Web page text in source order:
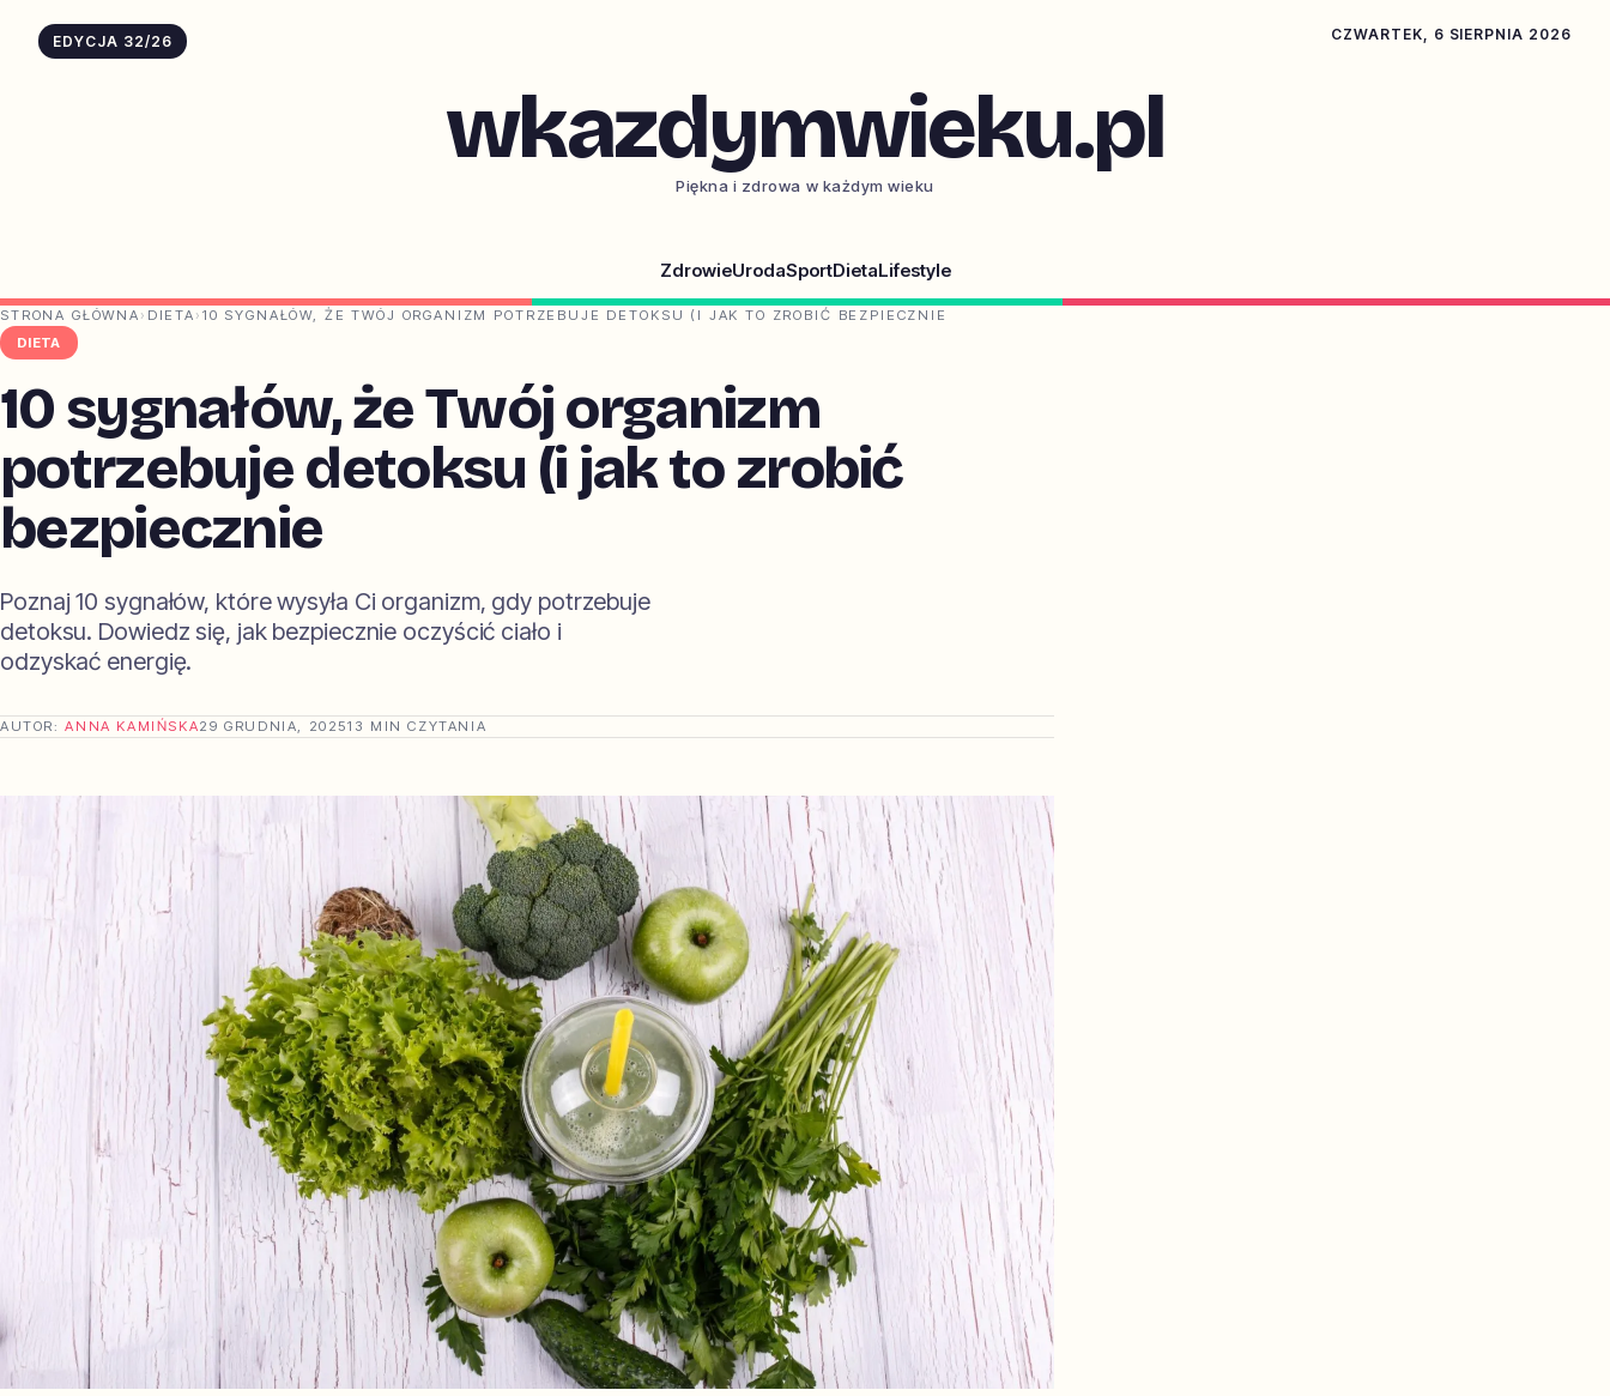
EDYCJA 32/26 CZWARTEK, 6 SIERPNIA 2026
wkazdymwieku.pl
Piękna i zdrowa w każdym wieku
ZdrowieUrodaSportDietaLifestyle
STRONA GŁÓWNA › DIETA › 10 SYGNAŁÓW, ŻE TWÓJ ORGANIZM POTRZEBUJE DETOKSU (I JAK TO ZROBIĆ BEZPIECZNIE
DIETA
10 sygnałów, że Twój organizm
potrzebuje detoksu (i jak to zrobić
bezpiecznie
Poznaj 10 sygnałów, które wysyła Ci organizm, gdy potrzebuje
detoksu. Dowiedz się, jak bezpiecznie oczyścić ciało i
odzyskać energię.
AUTOR:ANNA KAMIŃSKA29 GRUDNIA, 202513 MIN CZYTANIA